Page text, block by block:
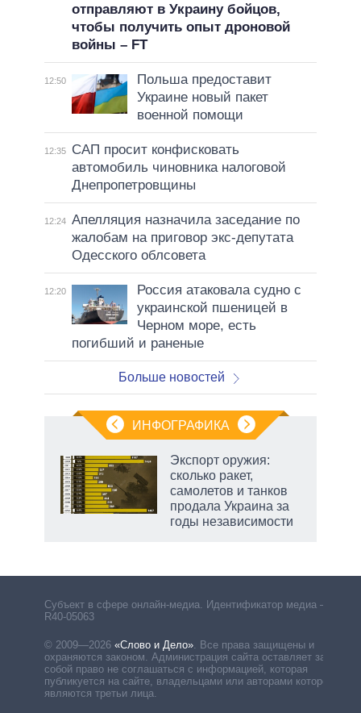
отправляют в Украину бойцов,
чтобы получить опыт дроновой
войны – FT
12:50
Польша предоставит
Украине новый пакет
военной помощи
12:35
САП просит конфисковать
автомобиль чиновника налоговой
Днепропетровщины
12:24 Апелляция назначила заседание по
жалобам на приговор экс-депутата
Одесского облсовета
12:20
Россия атаковала судно с
украинской пшеницей в
Черном море, есть
погибший и раненые
Больше новостей
ИНФОГРАФИКА
Экспорт оружия:
сколько ракет,
самолетов и танков
продала Украина за
годы независимости
Субъект в сфере онлайн-медиа. Идентификатор медиа –
R40-05063
© 2009—2026 «Слово и Дело» Все права защищены и
охраняются законом. Администрация сайта оставляет за
собой право не соглашаться с информацией, которая
публикуется на сайте, владельцами или авторами которой
являются третьи лица.